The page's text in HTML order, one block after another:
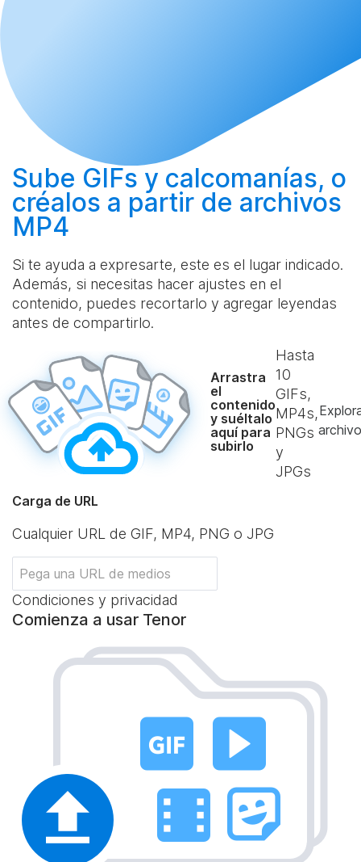
Sube GIFs y calcomanías, o
créalos a partir de archivos
MP4
Si te ayuda a expresarte, este es el lugar indicado.
Además, si necesitas hacer ajustes en el
contenido, puedes recortarlo y agregar leyendas
antes de compartirlo.
Arrastra
el
contenido
y suéltalo
aquí para
subirlo
Hasta
10
GIFs,
MP4s,
PNGs
y
JPGs
Carga de URL
Cualquier URL de GIF, MP4, PNG o JPG
Condiciones y privacidad
Comienza a usar Tenor